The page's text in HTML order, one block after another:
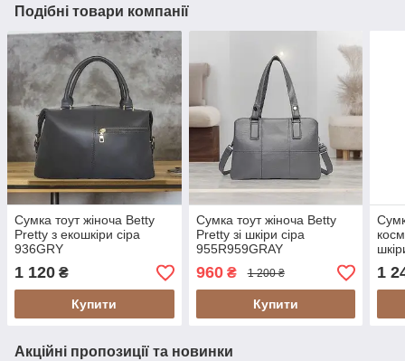
Подібні товари компанії
Сумка тоут жіноча Betty
Pretty з екошкіри сіра
936GRY
1 120 ₴
Купити
Сумка тоут жіноча Betty
Pretty зі шкіри сіра
955R959GRAY
960₴ 1 200 ₴
Купити
1
Акційні пропозиції та новинки